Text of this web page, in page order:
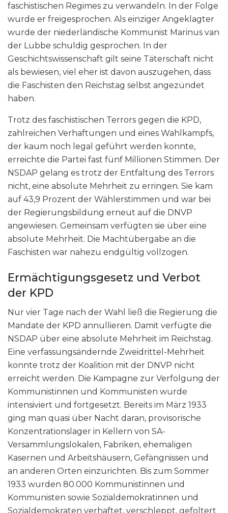
faschistischen Regimes zu verwandeln. In der Folge
wurde er freigesprochen. Als einziger Angeklagter
wurde der niederländische Kommunist Marinus van
der Lubbe schuldig gesprochen. In der
Geschichtswissenschaft gilt seine Täterschaft nicht
als bewiesen, viel eher ist davon auszugehen, dass
die Faschisten den Reichstag selbst angezündet
haben.
Trotz des faschistischen Terrors gegen die KPD,
zahlreichen Verhaftungen und eines Wahlkampfs,
der kaum noch legal geführt werden konnte,
erreichte die Partei fast fünf Millionen Stimmen. Der
NSDAP gelang es trotz der Entfaltung des Terrors
nicht, eine absolute Mehrheit zu erringen. Sie kam
auf 43,9 Prozent der Wählerstimmen und war bei
der Regierungsbildung erneut auf die DNVP
angewiesen. Gemeinsam verfügten sie über eine
absolute Mehrheit. Die Machtübergabe an die
Faschisten war nahezu endgültig vollzogen.
Ermächtigungsgesetz und Verbot
der KPD
Nur vier Tage nach der Wahl ließ die Regierung die
Mandate der KPD annullieren. Damit verfügte die
NSDAP über eine absolute Mehrheit im Reichstag.
Eine verfassungsändernde Zweidrittel-Mehrheit
konnte trotz der Koalition mit der DNVP nicht
erreicht werden. Die Kampagne zur Verfolgung der
Kommunistinnen und Kommunisten wurde
intensiviert und fortgesetzt. Bereits im März 1933
ging man quasi über Nacht daran, provisorische
Konzentrationslager in Kellern von SA-
Versammlungslokalen, Fabriken, ehemaligen
Kasernen und Arbeitshäusern, Gefängnissen und
an anderen Orten einzurichten. Bis zum Sommer
1933 wurden 80.000 Kommunistinnen und
Kommunisten sowie Sozialdemokratinnen und
Sozialdemokraten verhaftet, verschleppt, gefoltert